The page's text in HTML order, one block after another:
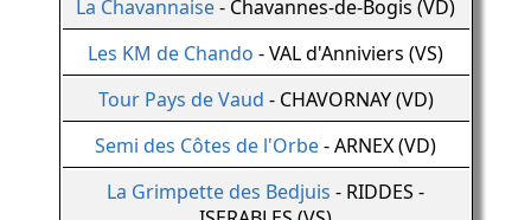
La Chavannaise- Chavannes-de-Bogis (VD)
Les KM de Chando - VAL d'Anniviers (VS)
Tour Pays de Vaud - CHAVORNAY (VD)
Semi des Côtes de l'Orbe- ARNEX (VD)
La Grimpette des Bedjuis - RIDDES -